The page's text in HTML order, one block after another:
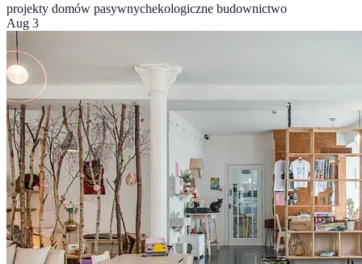
projekty domów pasywnychekologiczne budownictwo
Aug 3